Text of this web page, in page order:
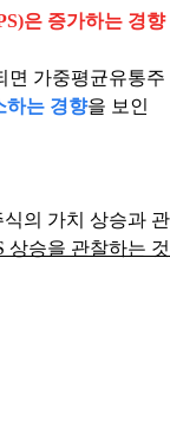
은 증가하는 경향
면 가중평균유통주
하는 경향을 보인
의 가치 상승과 관
상승을 관찰하는 것